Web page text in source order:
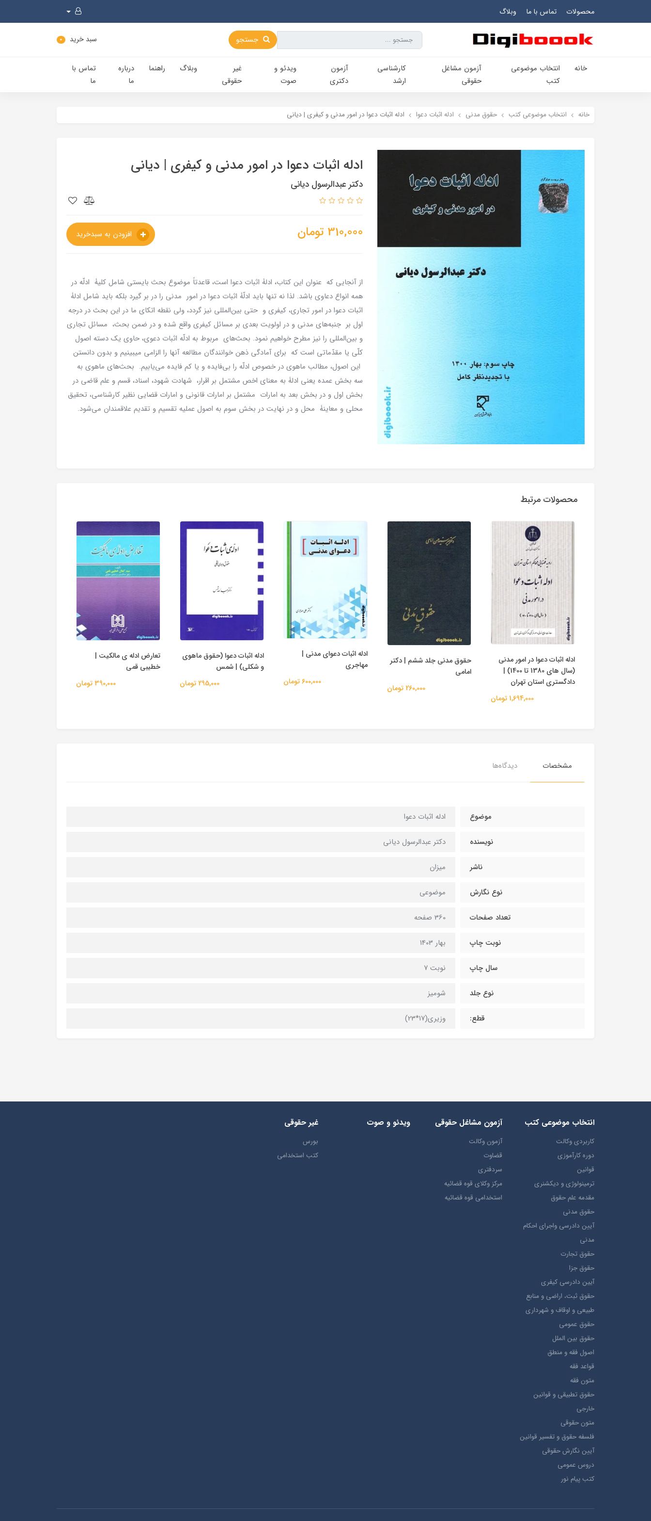
محصولات تماس با ما وبلاگ
جستجو سبد خرید 0
خانه
انتخاب​ موضوعي​
کتب
آزمون مشاغل
حقوقی
کارشناسی‌
ارشد
آزمون
دکتری
ویدئو و
صوت
غیر
حقوقی
وبلاگ راهنما
درباره
ما
تماس با
ما
خانه انتخاب​ موضوعي​ کتب حقوق مدني ادله اثبات دعوا ادله اثبات دعوا در امور مدنی و کیفری | دیانی
ادله اثبات دعوا در امور مدنی و کیفری | دیانی
دکتر عبدالرسول دیانی
310,000 تومان
از آنجایی كه عنوان این کتاب، ادلۀ اثبات دعوا است، قاعدتاً موضوع بحث بایستی شامل كلیۀ ادلّه در
همه انواع دعاوی باشد. لذا نه تنها باید ادلّۀ اثبات دعوا در امور مدنی را در بر گیرد بلكه باید شامل ادلۀ
اثبات دعوا در امور تجاری، كیفری و حتی بین‌المللی نیز گردد، ولی نقطه اتكای ما در این بحث در درجه
اول بر جنبه‌های مدنی و در اولویت بعدی بر مسائل كیفری واقع شده و در ضمن بحث، مسائل تجاری
و بین‌المللی را نیز مطرح خواهیم نمود. بحث‌های مربوط به ادلّه اثبات دعوی، حاوی یك دسته اصول
کلّی یا مقدّماتی است كه برای آمادگی ذهن خوانندگان مطالعه آنها را الزامی می‏بینیم و بدون دانستن
این اصول، مطالب ماهوی در خصوص ادلّه را بی‌فایده و یا كم فایده می‌یابیم. بحث‌های ماهوی به
سه بخش عمده یعنی ادلۀ به معنای اخص مشتمل بر اقرار، شهادت شهود، اسناد، قسم و علم قاضی در
بخش اول و در بخش بعد به امارات مشتمل بر امارات قانونی و امارات قضایی نظیر كارشناسی، تحقیق
محلی و معاینۀ محل و در نهایت در بخش سوم به اصول عملیه تقسیم و تقدیم علاقمندان می‌شود.
محصولات مرتبط
ادله اثبات دعوا در امور مدنی
(سال های 1380 تا 1400) |
دادگستری استان تهران
1,694,000 تومان
حقوق مدنی جلد ششم | دکتر
امامی
260,000 تومان
ادله اثبات دعوای مدنی |
مهاجری
600,000 تومان
ادله اثبات دعوا (حقوق ماهوی
و شکلی) | شمس
295,000 تومان
تعارض ادله ی مالکیت |
خطیبی قمی
390,000 تومان
مشخصات دیدگاه‌ها
موضوع ادله اثبات دعوا
نویسنده دکتر عبدالرسول دیانی
ناشر میزان
نوع نگارش موضوعی
تعداد صفحات 360 صفحه
نوبت چاپ بهار 1403
سال چاپ نوبت 7
نوع جلد شومیز
قطع: وزیری(17*23)
انتخاب​ موضوعي​ کتب
کاربردی وکالت
دوره کارآموزی
قوانین
ترمينولوژي و ديکشنري
مقدمه علم حقوق
حقوق مدني
آيين دادرسي ​واجراي ​احکام ​
مدني
حقوق تجارت
حقوق جزا
آيین دادرسی کیفری
حقوق ثبت، اراضي و منابع
طبيعي و اوقاف و شهرداری
حقوق عمومی
حقوق بين الملل
اصول فقه و منطق
قواعد فقه
متون فقه
حقوق تطبيقي و قوانین
خارجی
متون حقوقي
فلسفه حقوق و تفسیر قوانین
آیین نگارش حقوقی
دروس عمومی
کتب پیام نور
آزمون مشاغل حقوقی
آزمون وکالت
قضاوت
سردفتری
مرکز وکلای قوه قضائیه
استخدامی قوه قضائیه
ویدئو و صوت غیر حقوقی
بورس
کتب استخدامی